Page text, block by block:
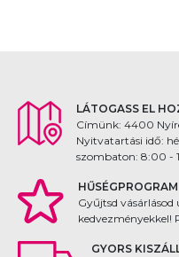
LÁTOGASS EL
Címünk: 4400
Nyitvatartási idő:
szombaton: 8:00 -
HŰSÉGPROGRAM
Gyűjtsd vásárlásod
kedvezményekkel!
GYORS